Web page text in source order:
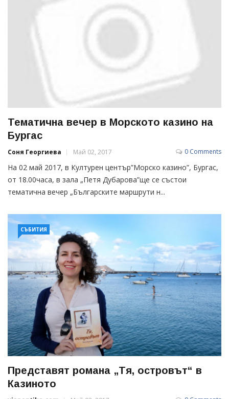
Тематична вечер в Морското казино на
Бургас
Соня Георгиева Май 02, 2017 0 Comments
На 02 май 2017, в Културен център”Морско казино”, Бургас,
от 18.00часа, в зала „Петя Дубарова”ще се състои
тематична вечер „Българските маршрути н...
СЪБИТИЯ
Представят романа „Тя, островът“ в
Казиното